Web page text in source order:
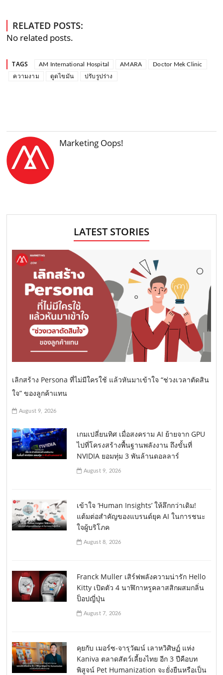
RELATED POSTS:
No related posts.
TAGS AM International Hospital AMARA
Doctor Mek Clinic
ความงาม
ดูดไขมัน ปรับรูปร่าง
Marketing Oops!
LATEST STORIES
เลิกสร้าง Persona ที่ไม่มีใครใช้ แล้วหันมาเข้าใจ “ช่วงเวลาตัดสิน
ใจ” ของลูกค้าแทน
August 9, 2026
เกมเปลี่ยนทิศ เมื่อสงคราม AI ย้ายจาก GPU
ไปที่โครงสร้างพื้นฐานพลังงาน ถึงขั้นที่
NVIDIA ยอมทุ่ม 3 พันล้านดอลลาร์
August 9, 2026
เข้าใจ ‘Human Insights’ ให้ลึกกว่าเดิม!
แต้มต่อสำคัญของแบรนด์ยุค AI ในการชนะ
ใจผู้บริโภค
August 8, 2026
Franck Muller เสิร์ฟพลังความน่ารัก Hello
Kitty เปิดตัว 4 นาฬิกาหรูคลาสสิกผสมกลิ่น
ป็อปญี่ปุ่น
August 7, 2026
คุยกับ เมอร์ซ-จารุวัฒน์ เลาหวิศิษฏ์ แห่ง
Kaniva ตลาดสัตว์เลี้ยงไทย อีก 3 ปีคือบท
พิสูจน์ Pet Humanization จะยั่งยืนหรือเป็น